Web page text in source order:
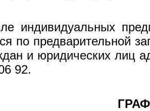
индивидуальных
по предварительной
и юридических
92.